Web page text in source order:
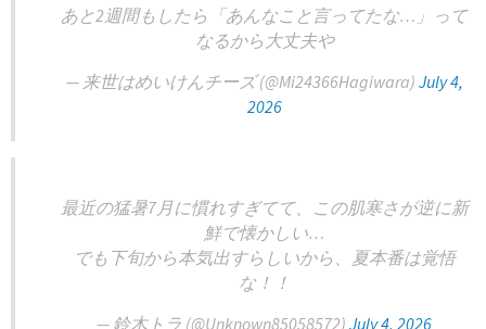
あと2週間もしたら「あんなこと言ってたな…」って
なるから大丈夫や
— 来世はめいけんチーズ (@Mi24366Hagiwara) July 4,
2026
最近の猛暑7月に慣れすぎてて、この肌寒さが逆に新
鮮で懐かしい…
でも下旬から本気出すらしいから、夏本番は覚悟
な！！
— 鈴木トラ (@Unknown85058572) July 4, 2026